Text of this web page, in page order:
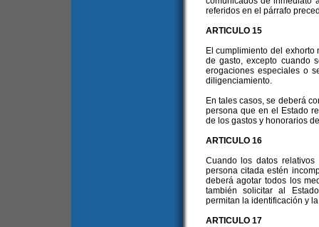
referidos en el párrafo
ARTICULO 15
El cumplimiento del
de gasto, excepto cuando
erogaciones especiales o
diligenciamiento.
En tales casos, se deberá
persona que en el Estado
de los gastos y honorarios
ARTICULO 16
Cuando los datos
persona citada estén
deberá agotar todos los
también solicitar al
permitan la identificación y
ARTICULO 17